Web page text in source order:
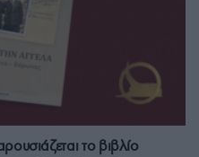
το βιβλίο